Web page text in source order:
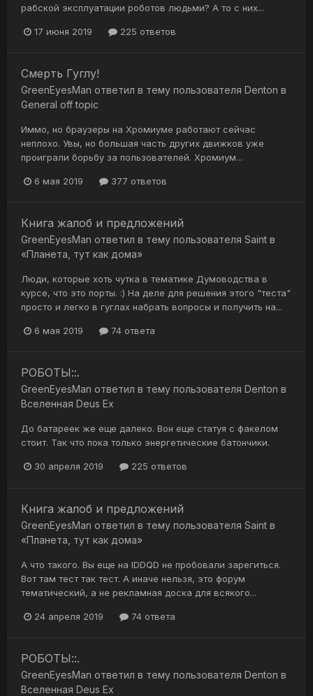
рабской эксплуатации роботов людьми? А то с них...
17 июня 2019 225 ответов
Смерть Гуглу!
GreenEyesMan ответил в тему пользователя Denton в
General off topic
Иммо, но браузеры на Хромиуме работают сейчас
неплохо. Увы, но большая часть других движков уже
проиграли борьбу за пользователей. Хромиум...
6 мая 2019 377 ответов
Книга жалоб и предложений
GreenEyesMan ответил в тему пользователя Saint в
«Планета, тут как дома»
Люди, которые хоть чутка в тематике Думоводства в
курсе, что это порты. :) На деле для решения этого "теста"
просто и легко в гуглах набрать вопросы и получить на...
6 мая 2019 74 ответа
РОБОТЫ::.
GreenEyesMan ответил в тему пользователя Denton в
Вселенная Deus Ex
До батареек же еще далеко. Вон еще статуя с факелом
стоит. Так что пока только энергетические батончики.
30 апреля 2019 225 ответов
Книга жалоб и предложений
GreenEyesMan ответил в тему пользователя Saint в
«Планета, тут как дома»
А что такого. Вы еще на IDDQD не пробовали зарегиться.
Вот там тест так тест. А иначе нельзя, это форум
тематический, а не рекламная доска для всякого...
24 апреля 2019 74 ответа
РОБОТЫ::.
GreenEyesMan ответил в тему пользователя Denton в
Вселенная Deus Ex